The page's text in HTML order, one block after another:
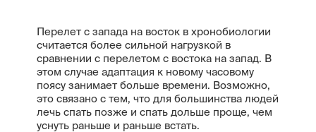
Перелет с запада на восток в хронобиологии
считается более сильной нагрузкой в
сравнении с перелетом с востока на запад. В
этом случае адаптация к новому часовому
поясу занимает больше времени. Возможно,
это связано с тем, что для большинства людей
лечь спать позже и спать дольше проще, чем
уснуть раньше и раньше встать.